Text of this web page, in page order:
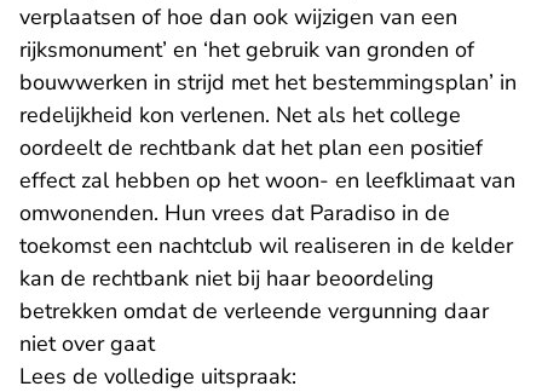
verplaatsen of hoe dan ook wijzigen van een
rijksmonument’ en ‘het gebruik van gronden of
bouwwerken in strijd met het bestemmingsplan’ in
redelijkheid kon verlenen. Net als het college
oordeelt de rechtbank dat het plan een positief
effect zal hebben op het woon- en leefklimaat van
omwonenden. Hun vrees dat Paradiso in de
toekomst een nachtclub wil realiseren in de kelder
kan de rechtbank niet bij haar beoordeling
betrekken omdat de verleende vergunning daar
niet over gaat
Lees de volledige uitspraak: